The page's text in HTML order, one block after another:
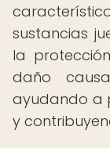
sustancias
la
daño
ayudando a
y